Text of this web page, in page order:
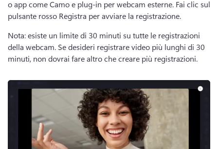
o app come Camo e plug-in per webcam esterne. Fai clic sul
pulsante rosso Registra per avviare la registrazione.
Nota: esiste un limite di 30 minuti su tutte le registrazioni
della webcam. Se desideri registrare video più lunghi di 30
minuti, non dovrai fare altro che creare più registrazioni.